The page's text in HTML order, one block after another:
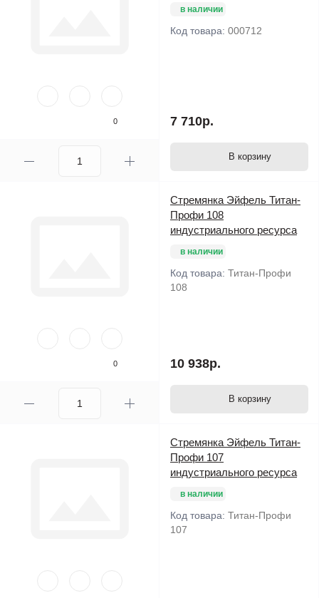
0
в наличии
Код товара: 000712
7 710р.
В корзину
0
Стремянка Эйфель Титан-
Профи 108
индустриального ресурса
в наличии
Код товара: Титан-Профи
108
10 938р.
В корзину
Стремянка Эйфель Титан-
Профи 107
индустриального ресурса
в наличии
Код товара: Титан-Профи
107